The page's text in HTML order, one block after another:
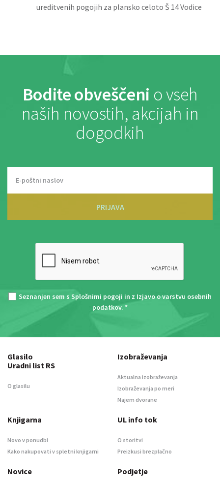
ureditvenih pogojih za plansko celoto Š 14 Vodice
Bodite obveščeni o vseh
naših novostih, akcijah in
dogodkih
PRIJAVA
Seznanjen sem s Splošnimi pogoji in z Izjavo o varstvu osebnih
podatkov. *
Glasilo
Uradni list RS
O glasilu
Izobraževanja
Aktualna izobraževanja
Izobraževanja po meri
Najem dvorane
Knjigarna
Novo v ponudbi
Kako nakupovati v spletni knjigarni
UL info tok
O storitvi
Preizkusi brezplačno
Novice Podjetje